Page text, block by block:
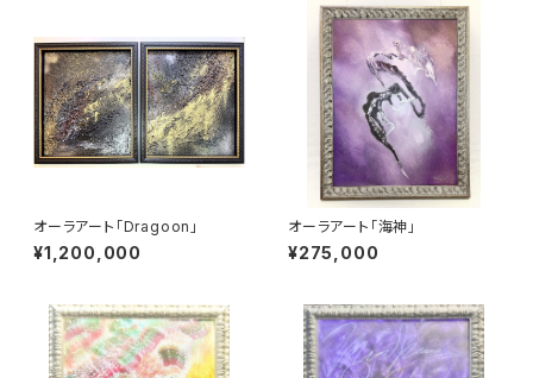
オーラアート「Dragoon」
¥1,200,000
オーラアート「海神」
¥275,000